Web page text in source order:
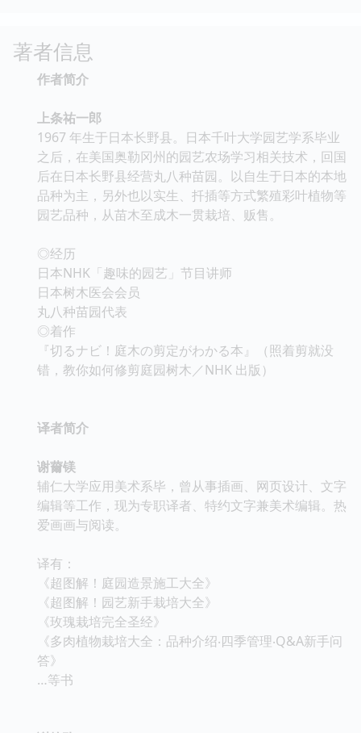
著者信息
作者简介
上条祐一郎
1967 年生于日本长野县。日本千叶大学园艺学系毕业
之后，在美国奥勒冈州的园艺农场学习相关技术，回国
后在日本长野县经营丸八种苗园。以自生于日本的本地
品种为主，另外也以实生、扦插等方式繁殖彩叶植物等
园艺品种，从苗木至成木一贯栽培、贩售。
◎经历
日本NHK「趣味的园艺」节目讲师
日本树木医会会员
丸八种苗园代表
◎着作
『切るナビ！庭木の剪定がわかる本』（照着剪就没
错，教你如何修剪庭园树木／NHK 出版）
译者简介
谢薾镁
辅仁大学应用美术系毕，曾从事插画、网页设计、文字
编辑等工作，现为专职译者、特约文字兼美术编辑。热
爱画画与阅读。
译有：
《超图解！庭园造景施工大全》
《超图解！园艺新手栽培大全》
《玫瑰栽培完全圣经》
《多肉植物栽培大全：品种介绍‧四季管理‧Q&A新手问
答》
…等书